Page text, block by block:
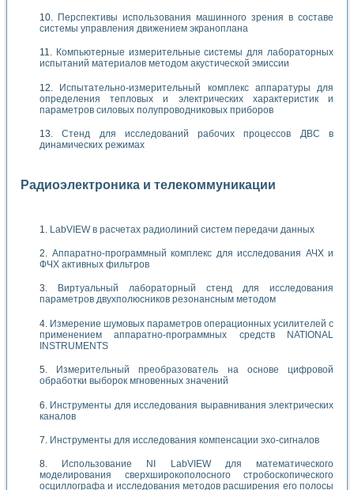
Перспективы использования машинного зрения в составе
системы управления движением экраноплана
Компьютерные измерительные системы для лабораторных
испытаний материалов методом акустической эмиссии
Испытательно-измерительный комплекс аппаратуры для
определения тепловых и электрических характеристик и
параметров силовых полупроводниковых приборов
Стенд для исследований рабочих процессов ДВС в
динамических режимах
Радиоэлектроника и телекоммуникации
LabVIEW в расчетах радиолиний систем передачи данных
Аппаратно-программный комплекс для исследования АЧХ и
ФЧХ активных фильтров
Виртуальный лабораторный стенд для исследования
параметров двухполюсников резонансным методом
Измерение шумовых параметров операционных усилителей с
применением аппаратно-программных средств NATIONAL
INSTRUMENTS
Измерительный преобразователь на основе цифровой
обработки выборок мгновенных значений
Инструменты для исследования выравнивания электрических
каналов
Инструменты для исследования компенсации эхо-сигналов
Использование NI LabVIEW для математического
моделирования сверхширокополосного стробоскопического
осциллографа и исследования методов расширения его полосы